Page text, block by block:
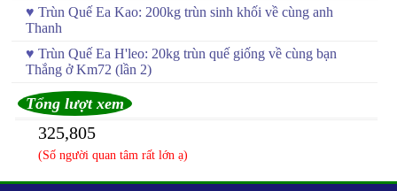
♥ Trùn Quế Ea Kao: 200kg trùn sinh khối về cùng anh
Thanh
♥ Trùn Quế Ea H'leo: 20kg trùn quế giống về cùng bạn
Thắng ở Km72 (lần 2)
Tổng lượt xem
325,805
(Số người quan tâm rất lớn ạ)